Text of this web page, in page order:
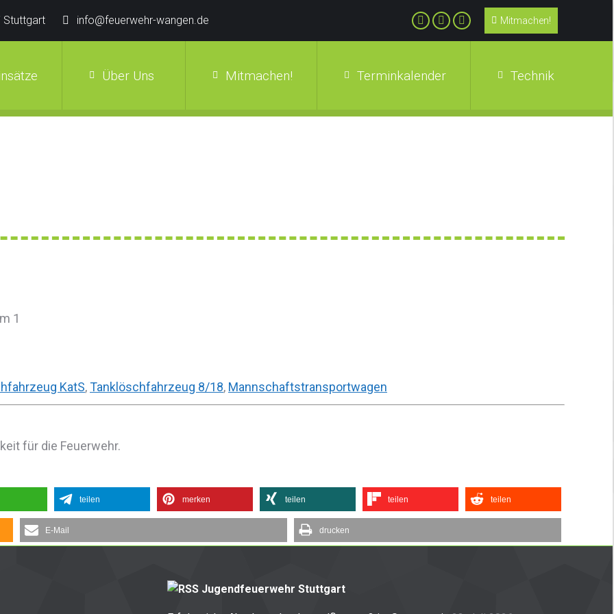
Stuttgart info@feuerwehr-wangen.de Mitmachen!
Über Uns Mitmachen! Terminkalender Technik
1
KatS,Tanklöschfahrzeug 8/18, Mannschaftstransportwagen
für die Feuerwehr.
teilen merken teilen teilen teilen
E-Mail drucken
Jugendfeuerwehr Stuttgart